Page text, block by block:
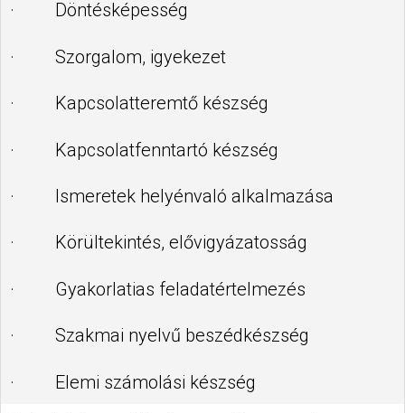
· Döntésképesség
· Szorgalom, igyekezet
· Kapcsolatteremtő készség
· Kapcsolatfenntartó készség
· Ismeretek helyénvaló alkalmazása
· Körültekintés, elővigyázatosság
· Gyakorlatias feladatértelmezés
· Szakmai nyelvű beszédkészség
· Elemi számolási készség